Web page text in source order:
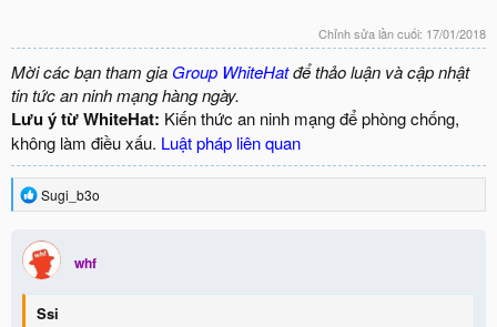
Chỉnh sửa lần cuối: 17/01/2018
Mời các bạn tham gia Group WhiteHatđể thảo luận và cập nhật
tin tức an ninh mạng hàng ngày.
Lưu ý từ WhiteHat: Kiến thức an ninh mạng để phòng chống,
không làm điều xấu. Luật pháp liên quan
R
e
c
t
i
o
n
Sugi_b3o
whf
Ssi